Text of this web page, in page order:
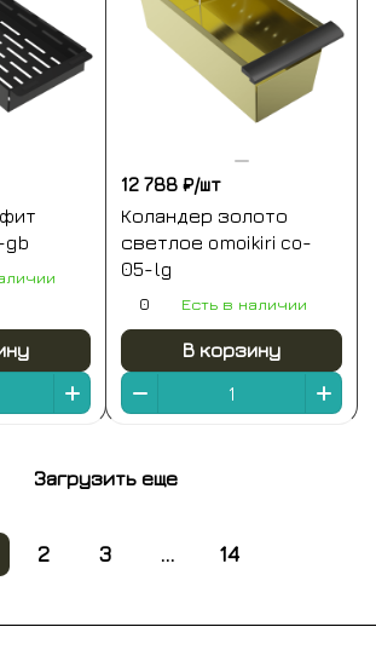
gb
12 788 ₽/шт
Коландер золото
светлое omoikiri co-
05-lg
0 Есть в наличии
В корзину
Загрузить еще
2 3 ... 14